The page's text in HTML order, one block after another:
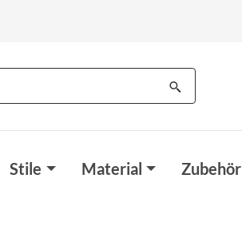
Stile Material Zubehör